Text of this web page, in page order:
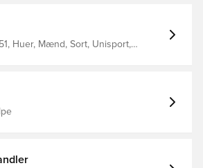
Huer, Mænd, Sort, Unisport,